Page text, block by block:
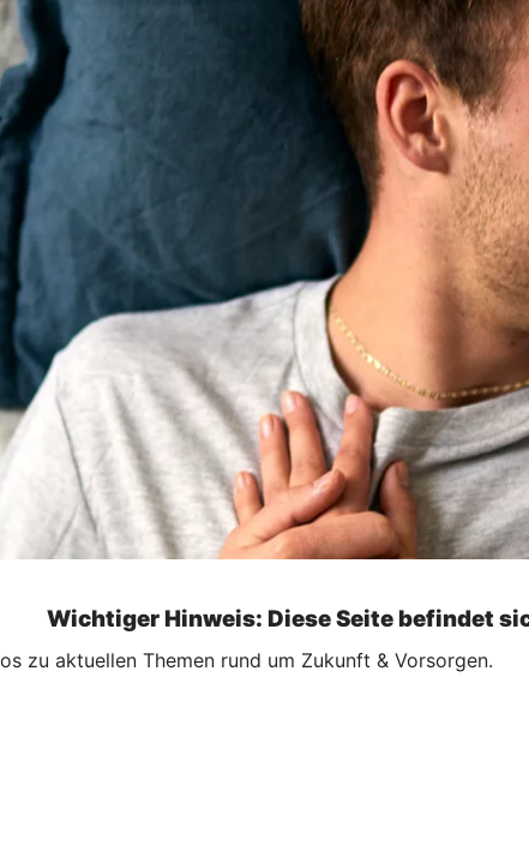
Wichtiger Hinweis: Diese Seite befindet
zu aktuellen Themen rund um Zukunft & Vorsorgen.